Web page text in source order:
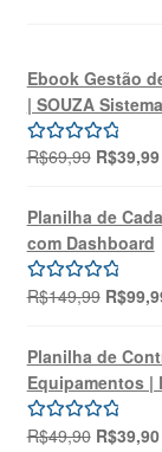
Ebook Gestão
| SOUZA
Avaliação
R$69,99 O
original
era:
R$69,99.
R$39,99O
Planilha de
com Dashboard
Avaliação
R$149,99 O
original
era:
R$
Planilha de
Equipamentos |
Avaliação
R$49,90 O
R$39,90O